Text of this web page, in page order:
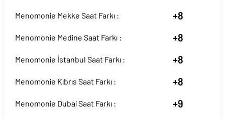
Menomonie Mekke Saat Farkı : +8
Menomonie Medine Saat Farkı : +8
Menomonie İstanbul Saat Farkı : +8
Menomonie Kıbrıs Saat Farkı : +8
Menomonie Dubai Saat Farkı : +9